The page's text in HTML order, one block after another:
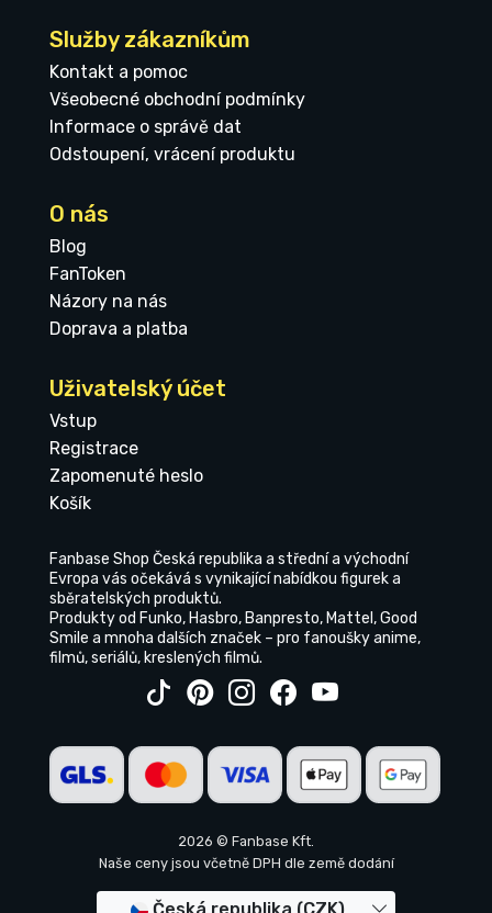
Služby zákazníkům
Kontakt a pomoc
Všeobecné obchodní podmínky
Informace o správě dat
Odstoupení, vrácení produktu
O nás
Blog
FanToken
Názory na nás
Doprava a platba
Uživatelský účet
Vstup
Registrace
Zapomenuté heslo
Košík
Fanbase Shop Česká republika a střední a východní
Evropa vás očekává s vynikající nabídkou figurek a
sběratelských produktů.
Produkty od Funko, Hasbro, Banpresto, Mattel, Good
Smile a mnoha dalších značek – pro fanoušky anime,
filmů, seriálů, kreslených filmů.
2026 © Fanbase Kft.
Naše ceny jsou včetně DPH dle země dodání